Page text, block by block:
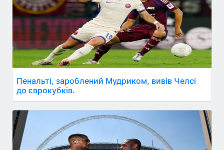
Пенальті, зароблений Мудриком, вивів Челсі
до єврокубків.